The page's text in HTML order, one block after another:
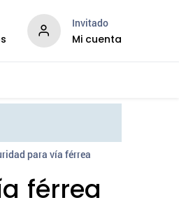
Invitado
Mi cuenta
para vía férrea
férrea